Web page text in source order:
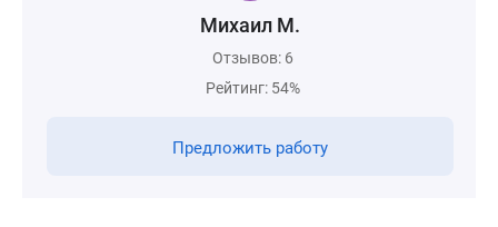
Михаил М.
Отзывов: 6
Рейтинг: 54%
Предложить работу